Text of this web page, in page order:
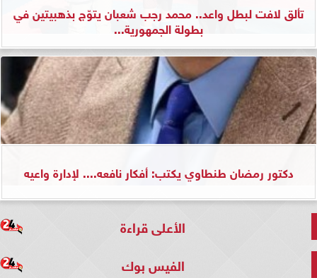
تألق لافت لبطل واعد.. محمد رجب شعبان يتوّج بذهبيتين في
بطولة الجمهورية...
دكتور رمضان طنطاوي يكتب: أفكار نافعه.... لإدارة واعيه
الأعلى قراءة
الفيس بوك